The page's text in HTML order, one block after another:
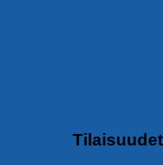
Tilaisuudet